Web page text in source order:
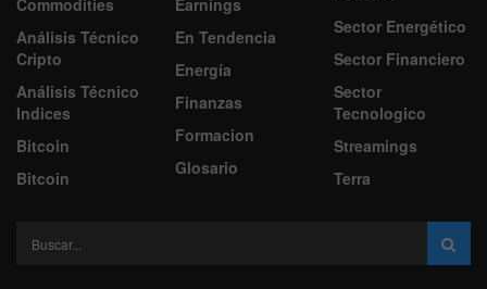
Commodities
Análisis Técnico
Cripto
Análisis Técnico
Indices
Bitcoin
Bitcoin
Earnings
En Tendencia
Energía
Finanzas
Formacion
Glosario
Sector Energético
Sector Financiero
Sector
Tecnologico
Streamings
Terra